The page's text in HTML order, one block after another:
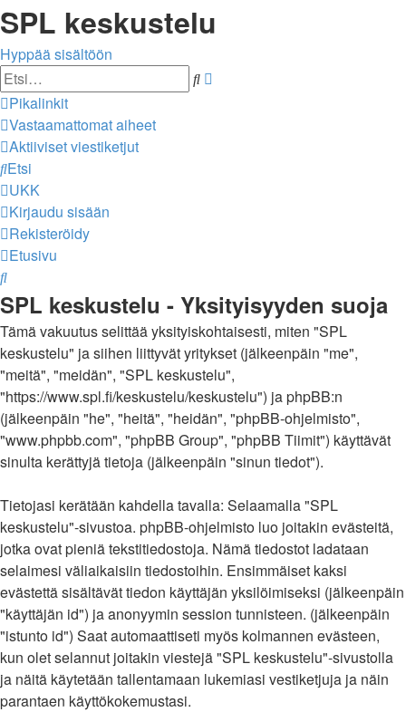
SPL keskustelu
Hyppää sisältöön
Etsi
Pikalinkit
Vastaamattomat aiheet
Aktiiviset viestiketjut
Etsi
UKK
Kirjaudu sisään
Rekisteröidy
Etusivu
Etsi
SPL keskustelu - Yksityisyyden suoja
Tämä vakuutus selittää yksityiskohtaisesti, miten "SPL
keskustelu" ja siihen liittyvät yritykset (jälkeenpäin "me",
"meitä", "meidän", "SPL keskustelu",
"https://www.spl.fi/keskustelu/keskustelu") ja phpBB:n
(jälkeenpäin "he", "heitä", "heidän", "phpBB-ohjelmisto",
"www.phpbb.com", "phpBB Group", "phpBB Tiimit") käyttävät
sinulta kerättyjä tietoja (jälkeenpäin "sinun tiedot").
Tietojasi kerätään kahdella tavalla: Selaamalla "SPL
keskustelu"-sivustoa. phpBB-ohjelmisto luo joitakin evästeitä,
jotka ovat pieniä tekstitiedostoja. Nämä tiedostot ladataan
selaimesi väliaikaisiin tiedostoihin. Ensimmäiset kaksi
evästettä sisältävät tiedon käyttäjän yksilöimiseksi (jälkeenpäin
"käyttäjän id") ja anonyymin session tunnisteen. (jälkeenpäin
"istunto id") Saat automaattiseti myös kolmannen evästeen,
kun olet selannut joitakin viestejä "SPL keskustelu"-sivustolla
ja näitä käytetään tallentamaan lukemiasi vestiketjuja ja näin
parantaen käyttökokemustasi.